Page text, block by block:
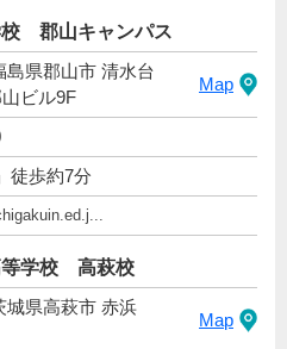
校 郡山キャンパス
島県郡山市 清水台
ビル9F
Map
徒歩約7分
等学校 高萩校
城県高萩市 赤浜
Map